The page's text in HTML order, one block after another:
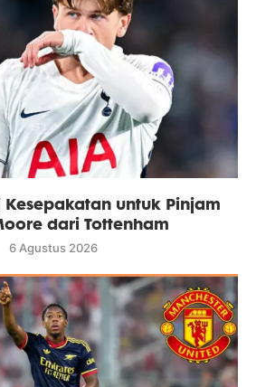
Kesepakatan untuk Pinjam
dari Tottenham
6 Agustus 2026